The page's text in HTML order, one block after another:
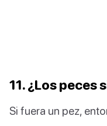
11. ¿Los peces
Si fuera un pez,